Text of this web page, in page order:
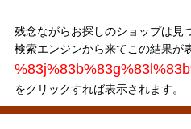
残念ながらお探しのショップは見
検索エンジンから来てこの結果が
をクリックすれば表示されます。